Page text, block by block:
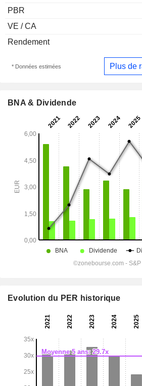
PBR
VE / CA
Rendement
* Données estimées Plus de
BNA & Dividende
Evolution du PER historique